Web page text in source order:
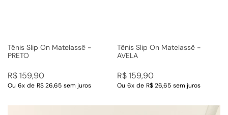
Tênis Slip On Matelassê -
PRETO
R$159,90
Ou 6x de R$ 26,65 sem juros
Tênis Slip On Matelassê -
AVELA
R$159,90
Ou 6x de R$ 26,65 sem juros